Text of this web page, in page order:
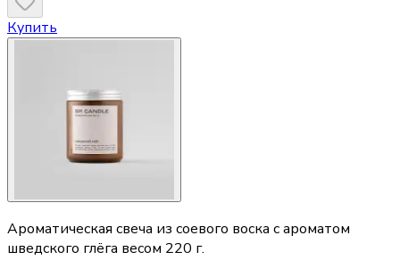
Купить
Ароматическая свеча из соевого воска с ароматом
шведского глёга весом 220 г.